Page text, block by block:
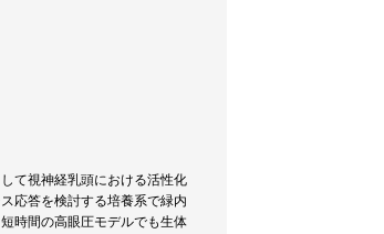
て視神経乳頭における活性化
応答を検討する培養系で緑内
時間の高眼圧モデルでも生体